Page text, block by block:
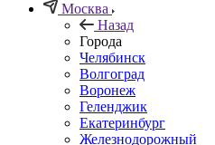
Москва
Назад
Города
Челябинск
Волгоград
Воронеж
Геленджик
Екатеринбург
Железнодорожный